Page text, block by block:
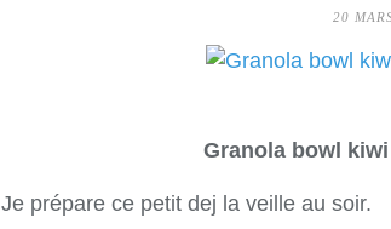
20
Granola bowl
Je prépare ce petit dej la veille au soir.